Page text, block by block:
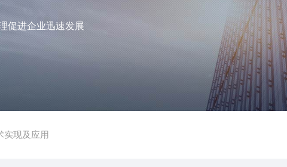
促进企业迅速发展
实现及应用